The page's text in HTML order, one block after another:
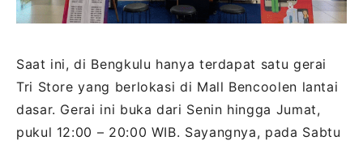
Saat ini, di Bengkulu hanya terdapat satu gerai
Tri Store yang berlokasi di Mall Bencoolen lantai
dasar. Gerai ini buka dari Senin hingga Jumat,
pukul 12:00 – 20:00 WIB. Sayangnya, pada Sabtu